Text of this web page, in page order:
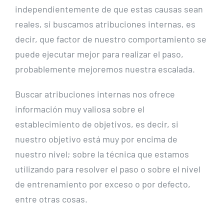
independientemente de que estas causas sean
reales, si buscamos atribuciones internas, es
decir, que factor de nuestro comportamiento se
puede ejecutar mejor para realizar el paso,
probablemente mejoremos nuestra escalada.
Buscar atribuciones internas nos ofrece
información muy valiosa sobre el
establecimiento de objetivos, es decir, si
nuestro objetivo está muy por encima de
nuestro nivel; sobre la técnica que estamos
utilizando para resolver el paso o sobre el nivel
de entrenamiento por exceso o por defecto,
entre otras cosas.